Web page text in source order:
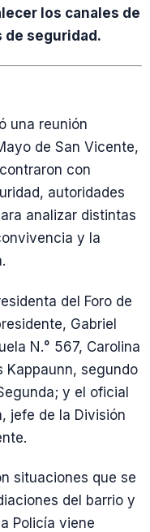
los canales de
de seguridad.
una reunión
de San Vicente,
con
autoridades
analizar distintas
y la
del Foro de
Gabriel
N.° 567, Carolina
Kappaunn, segundo
y el oficial
jefe de la División
situaciones que se
del barrio y
Policía viene